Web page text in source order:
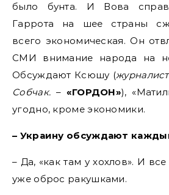
было бунта. И Вова
Гаррота на шее страны
всего экономическая. Он
СМИ внимание народа на
Обсуждают Ксюшу (
Собчак. – «ГОРДОН»),
угодно, кроме экономики.
– Украину обсуждают
– Да, «как там у хохлов». И
уже оброс ракушками.